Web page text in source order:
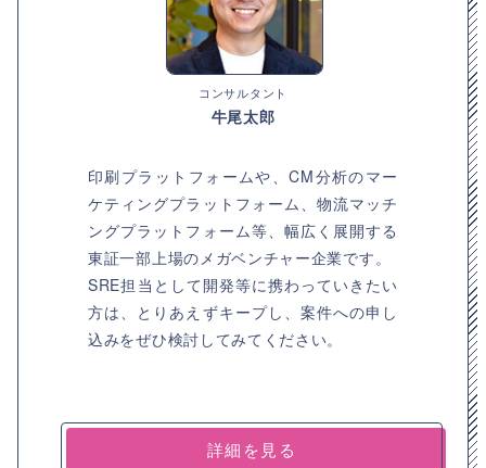
コンサルタント
牛尾太郎
印刷プラットフォームや、CM分析のマー
ケティングプラットフォーム、物流マッチ
ングプラットフォーム等、幅広く展開する
東証一部上場のメガベンチャー企業です。
SRE担当として開発等に携わっていきたい
方は、とりあえずキープし、案件への申し
込みをぜひ検討してみてください。
詳細を見る